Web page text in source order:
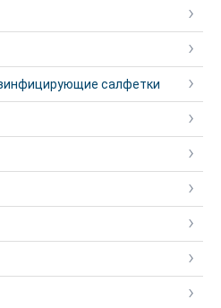
салфетки